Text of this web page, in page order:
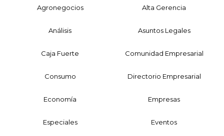
Agronegocios Alta Gerencia
Análisis Asuntos Legales
Caja Fuerte Comunidad Empresarial
Consumo Directorio Empresarial
Economía Empresas
Especiales Eventos